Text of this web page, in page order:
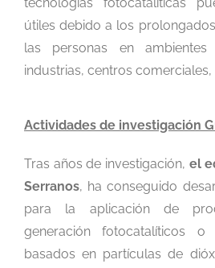
útiles debido a los
las personas en ambientes
industrias, centros comerciales,
Actividades de investigación
Tras años de investigación, el
Serranos, ha conseguido
para la aplicación de
generación fotocatalíticos o
basados en partículas de